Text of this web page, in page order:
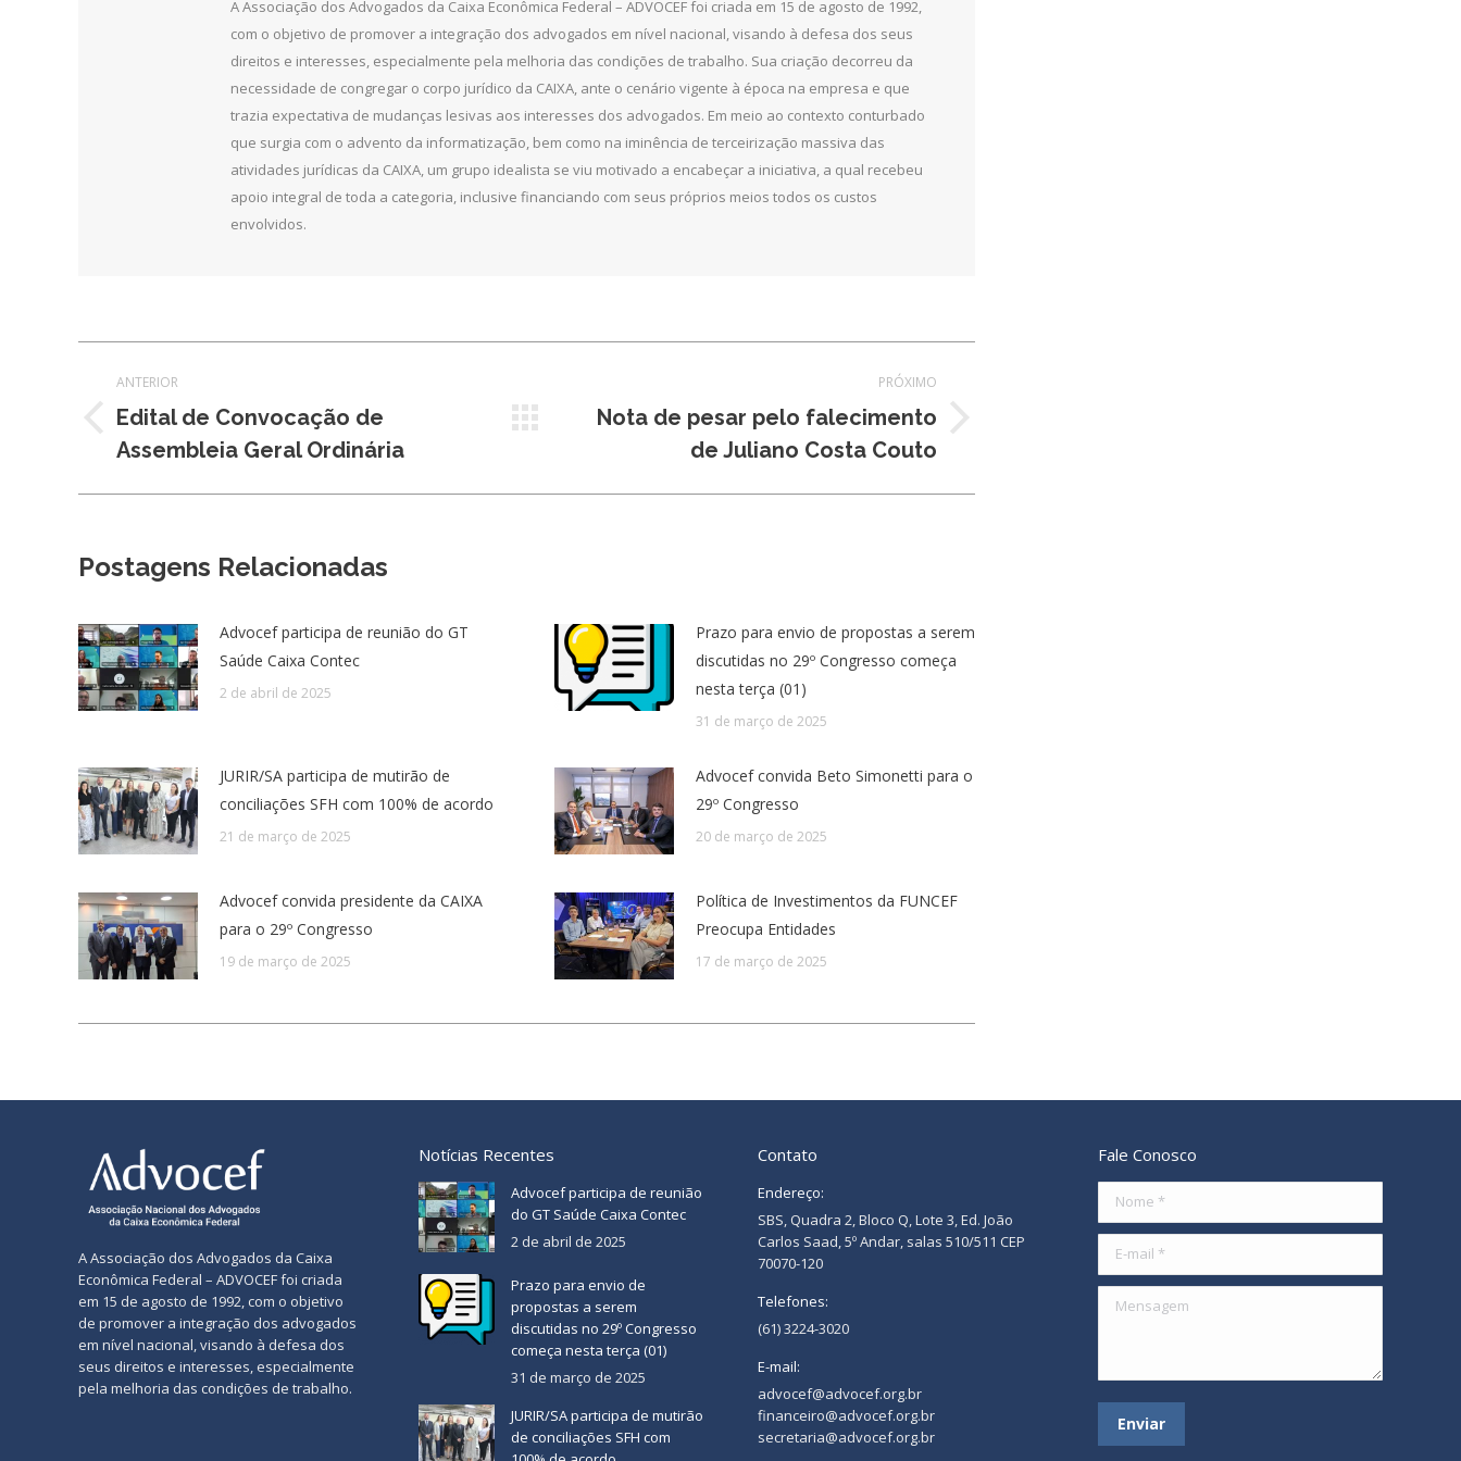
A Associação dos Advogados da Caixa Econômica Federal – ADVOCEF foi criada em 15 de agosto de 1992,
com o objetivo de promover a integração dos advogados em nível nacional, visando à defesa dos seus
direitos e interesses, especialmente pela melhoria das condições de trabalho. Sua criação decorreu da
necessidade de congregar o corpo jurídico da CAIXA, ante o cenário vigente à época na empresa e que
trazia expectativa de mudanças lesivas aos interesses dos advogados. Em meio ao contexto conturbado
que surgia com o advento da informatização, bem como na iminência de terceirização massiva das
atividades jurídicas da CAIXA, um grupo idealista se viu motivado a encabeçar a iniciativa, a qual recebeu
apoio integral de toda a categoria, inclusive financiando com seus próprios meios todos os custos
envolvidos.
de
post:
ANTERIOR
Post
anterior:
Edital de Convocação de
Assembleia Geral Ordinária
PRÓXIMO
Próximo
Nota de pesar pelo falecimento
de Juliano Costa Couto
Postagens Relacionadas
Advocef participa de reunião do GT
Saúde Caixa Contec
2 de abril de 2025
Prazo para envio de propostas a serem
discutidas no 29º Congresso começa
nesta terça (01)
31 de março de 2025
JURIR/SA participa de mutirão de
conciliações SFH com 100% de acordo
21 de março de 2025
Advocef convida Beto Simonetti para o
29º Congresso
20 de março de 2025
Advocef convida presidente da CAIXA
para o 29º Congresso
19 de março de 2025
Política de Investimentos da FUNCEF
Preocupa Entidades
17 de março de 2025
A Associação dos Advogados da Caixa
Econômica Federal – ADVOCEF foi criada
em 15 de agosto de 1992, com o objetivo
de promover a integração dos advogados
em nível nacional, visando à defesa dos
seus direitos e interesses, especialmente
pela melhoria das condições de trabalho.
Notícias Recentes
Advocef participa de reunião
do GT Saúde Caixa Contec
2 de abril de 2025
Prazo para envio de
propostas a serem
discutidas no 29º Congresso
começa nesta terça (01)
31 de março de 2025
JURIR/SA participa de mutirão
de conciliações SFH com
Contato
Endereço:
SBS, Quadra 2, Bloco Q, Lote 3, Ed. João
Carlos Saad, 5º Andar, salas 510/511 CEP
70070-120
Telefones:
(61) 3224-3020
E-mail:
advocef@advocef.org.br
financeiro@advocef.org.br
secretaria@advocef.org.br
Fale Conosco
Nome *
E-mail *
Mensagem
Enviar